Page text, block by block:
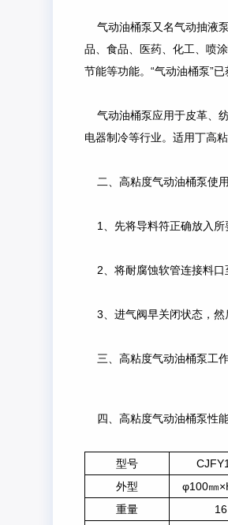
气动油桶泵又名气动抽液
品、食品、医药、化工、喷
节能等功能。“气动油桶泵”
气动油桶泵应用于皮革、
电器制冷等行业。适用丁高
二、高粘度气动油桶泵使用
1、先将导料符正确放入所
2、将耐腐蚀软管连接料口
3、进气阀早关闭状态，然
三、高粘度气动油桶泵工
四、高粘度气动油桶泵性
型号
外型
φ100㎜
重量